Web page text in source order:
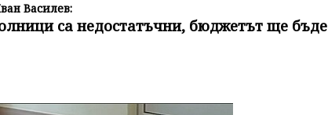
Василев:
са недостатъчни, бюджетът ще бъде